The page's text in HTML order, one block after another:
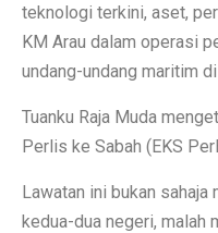
teknologi terkini, aset,
KM Arau dalam operasi
undang-undang maritim
Tuanku Raja Muda
Perlis ke Sabah (EKS
Lawatan ini bukan sahaja
kedua-dua negeri, malah